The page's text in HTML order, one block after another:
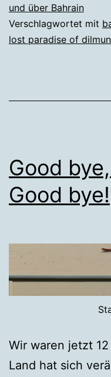
und über Bahrain
Verschlagwortet mit
lost paradise of dilmun
Good
Good bye!
Wir waren jetzt
Land hat sich